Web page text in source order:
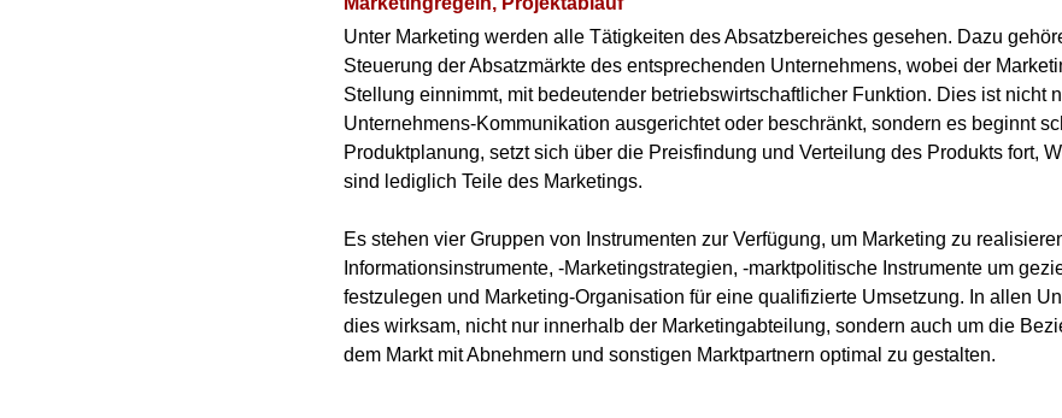
Unter Marketing werden alle Tätigkeiten des Absatzbereiches gesehen. Dazu
Steuerung der Absatzmärkte des entsprechenden Unternehmens, wobei der
Stellung einnimmt, mit bedeutender betriebswirtschaftlicher Funktion. Dies ist nicht
Unternehmens-Kommunikation ausgerichtet oder beschränkt, sondern es beginnt
Produktplanung, setzt sich über die Preisfindung und Verteilung des Produkts fort,
sind lediglich Teile des Marketings.
Es stehen vier Gruppen von Instrumenten zur Verfügung, um Marketing zu
Informationsinstrumente, -Marketingstrategien, -marktpolitische Instrumente um
festzulegen und Marketing-Organisation für eine qualifizierte Umsetzung. In allen
dies wirksam, nicht nur innerhalb der Marketingabteilung, sondern auch um die
dem Markt mit Abnehmern und sonstigen Marktpartnern optimal zu gestalten.